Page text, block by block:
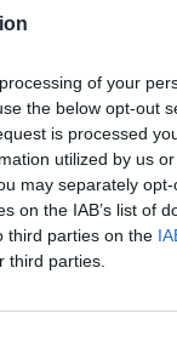
of your
the below opt-out
is processed
utilized by us
may separately
on the IAB’s list of
third parties on the
third parties.
haben, so könnt ihr
| Spielregeln
UserID mit angeben